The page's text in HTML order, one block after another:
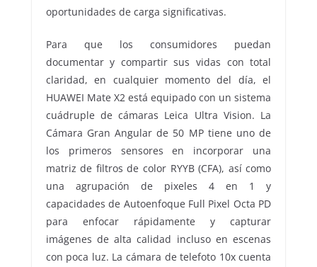
oportunidades de carga significativas.
Para que los consumidores puedan
documentar y compartir sus vidas con total
claridad, en cualquier momento del día, el
HUAWEI Mate X2 está equipado con un sistema
cuádruple de cámaras Leica Ultra Vision. La
Cámara Gran Angular de 50 MP tiene uno de
los primeros sensores en incorporar una
matriz de filtros de color RYYB (CFA), así como
una agrupación de pixeles 4 en 1 y
capacidades de Autoenfoque Full Pixel Octa PD
para enfocar rápidamente y capturar
imágenes de alta calidad incluso en escenas
con poca luz. La cámara de telefoto 10x cuenta